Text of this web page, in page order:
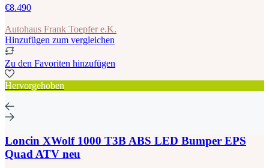
€8.490
Autohaus Frank Toepfer e.K.
Hinzufügen zum vergleichen
Zu den Favoriten hinzufügen
Hervorgehoben
Loncin XWolf 1000 T3B ABS LED Bumper EPS
Quad ATV neu